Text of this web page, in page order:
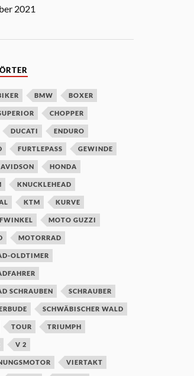
2021
BMW BOXER
CHOPPER
DUCATI ENDURO
FURTLEPASS GEWINDE
HONDA
KNUCKLEHEAD
KTM KURVE
MOTO GUZZI
MOTORRAD
OLDTIMER
SCHRAUBEN SCHRAUBER
SCHWÄBISCHER WALD
TOUR TRIUMPH
V 2
VIERTAKT